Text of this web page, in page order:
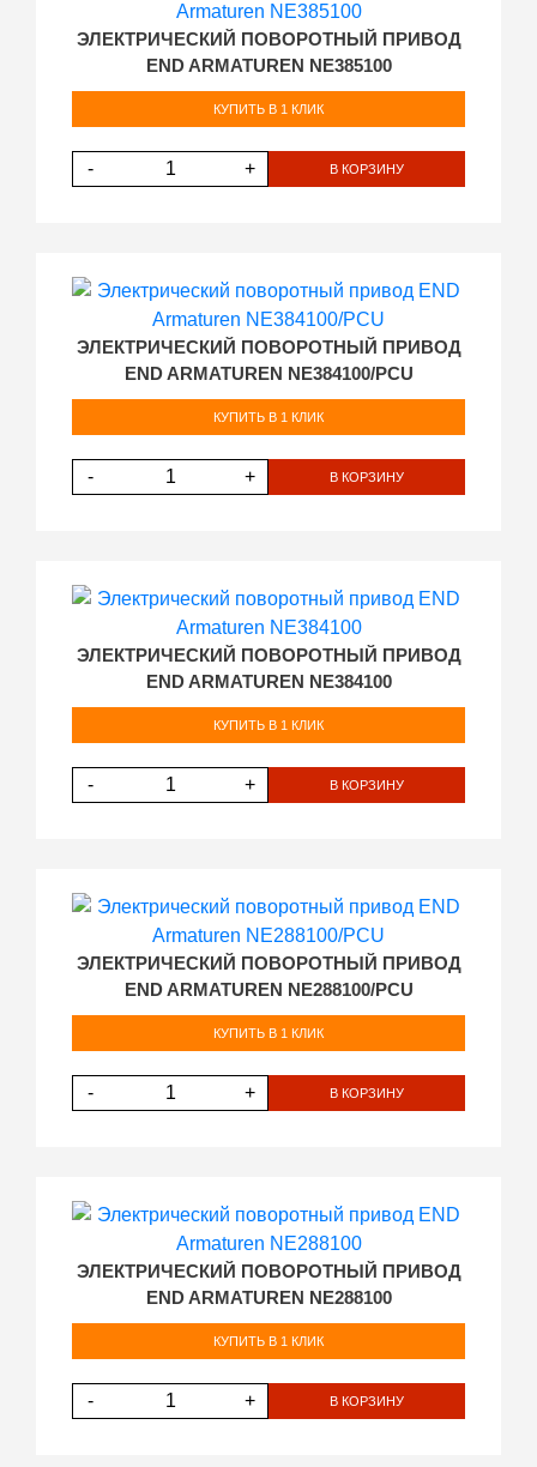
ЭЛЕКТРИЧЕСКИЙ ПОВОРОТНЫЙ ПРИВОД
END ARMATUREN NE385100
КУПИТЬ В 1 КЛИК
- + В КОРЗИНУ
ЭЛЕКТРИЧЕСКИЙ ПОВОРОТНЫЙ ПРИВОД
END ARMATUREN NE384100/PCU
КУПИТЬ В 1 КЛИК
- + В КОРЗИНУ
ЭЛЕКТРИЧЕСКИЙ ПОВОРОТНЫЙ ПРИВОД
END ARMATUREN NE384100
КУПИТЬ В 1 КЛИК
- + В КОРЗИНУ
ЭЛЕКТРИЧЕСКИЙ ПОВОРОТНЫЙ ПРИВОД
END ARMATUREN NE288100/PCU
КУПИТЬ В 1 КЛИК
- + В КОРЗИНУ
ЭЛЕКТРИЧЕСКИЙ ПОВОРОТНЫЙ ПРИВОД
END ARMATUREN NE288100
КУПИТЬ В 1 КЛИК
- + В КОРЗИНУ